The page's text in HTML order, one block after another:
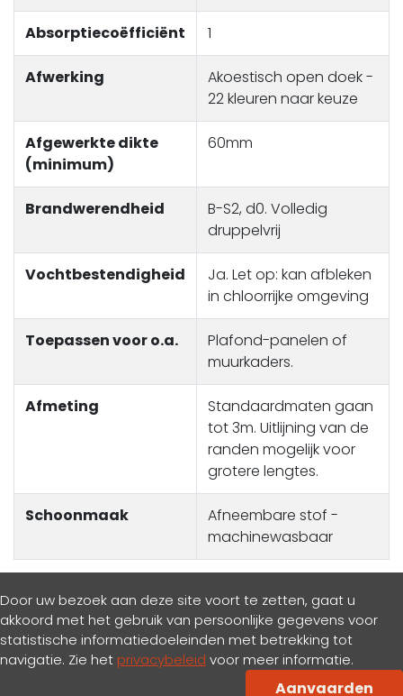
Absorptiecoëfficiënt 1
Afwerking
Akoestisch open doek -
22 kleuren naar keuze
Afgewerkte dikte
(minimum)
60mm
Brandwerendheid
B-S2, d0. Volledig
druppelvrij
Vochtbestendigheid
Ja. Let op: kan afbleken
in chloorrijke omgeving
Toepassen voor o.a.
Plafond-panelen of
muurkaders.
Afmeting
Standaardmaten gaan
tot 3m. Uitlijning van de
randen mogelijk voor
grotere lengtes.
Schoonmaak
Afneembare stof -
machinewasbaar
Privacy & cookiesbeleid
Door uw bezoek aan deze site voort te zetten, gaat u
akkoord met het gebruik van persoonlijke gegevens voor
statistische informatiedoeleinden met betrekking tot
navigatie. Zie het privacybeleid voor meer informatie.
Aanvaarden